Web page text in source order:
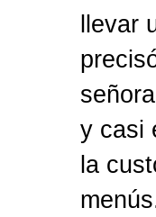
llevar
y casi
la